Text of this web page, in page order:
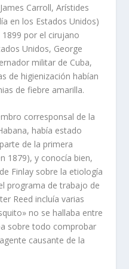
Carroll, Arístides
en los Estados Unidos)
1899 por el cirujano
Unidos, George
militar de Cuba,
de higienización habían
de fiebre amarilla.
corresponsal de la
había estado
de la primera
1879), y conocía bien,
Finlay sobre la etiología
programa de trabajo de
Reed incluía varias
no se hallaba entre
sobre todo comprobar
causante de la